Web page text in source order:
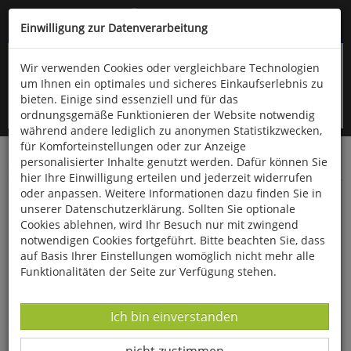
Kompletten Head der Seite überspringen
oder (06766) 9323-960
Startseite Bücher Literatur Diverses
In 80 Tagen um die Welt
Einwilligung zur Datenverarbeitung
Wir verwenden Cookies oder vergleichbare Technologien
um Ihnen ein optimales und sicheres Einkaufserlebnis zu
bieten. Einige sind essenziell und für das
ordnungsgemäße Funktionieren der Website notwendig
während andere lediglich zu anonymen Statistikzwecken,
für Komforteinstellungen oder zur Anzeige
personalisierter Inhalte genutzt werden. Dafür können Sie
hier Ihre Einwilligung erteilen und jederzeit widerrufen
oder anpassen. Weitere Informationen dazu finden Sie in
unserer Datenschutzerklärung. Sollten Sie optionale
Cookies ablehnen, wird Ihr Besuch nur mit zwingend
notwendigen Cookies fortgeführt. Bitte beachten Sie, dass
auf Basis Ihrer Einstellungen womöglich nicht mehr alle
Funktionalitäten der Seite zur Verfügung stehen.
Datenverarbeitung -
Ich bin einverstanden